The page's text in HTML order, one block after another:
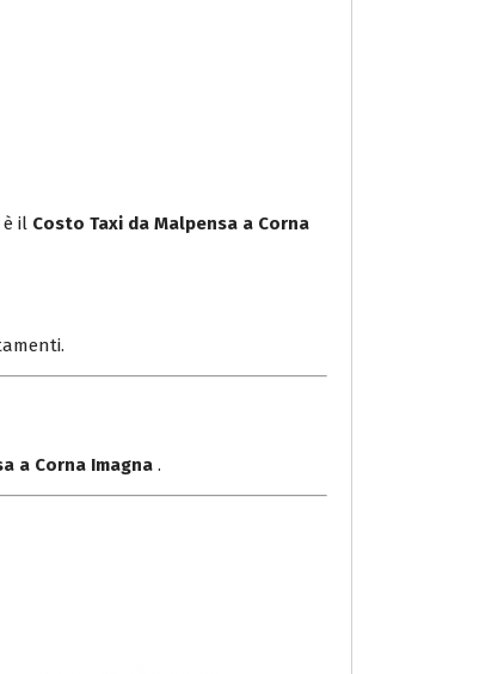
il Costo Taxi da Malpensa a Corna
a Corna Imagna .